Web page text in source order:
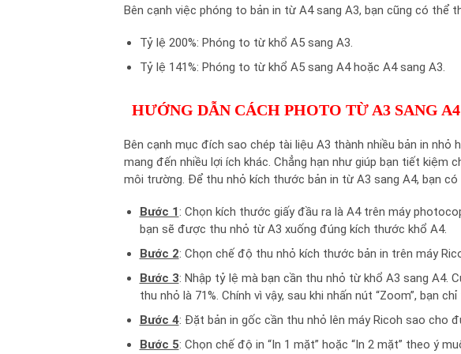
Bên cạnh việc phóng to bản in từ A4 sang A3, bạn cũng có thể
Tỷ lệ 200%: Phóng to từ khổ A5 sang A3.
Tỷ lệ 141%: Phóng to từ khổ A5 sang A4 hoặc A4 sang A3.
HƯỚNG DẪN CÁCH PHOTO TỪ A3 SANG
Bên cạnh mục đích sao chép tài liệu A3 thành nhiều bản in nhỏ
mang đến nhiều lợi ích khác. Chẳng hạn như giúp bạn tiết kiệm
môi trường. Để thu nhỏ kích thước bản in từ A3 sang A4, bạn có
Bước 1: Chọn kích thước giấy đầu ra là A4 trên máy
bạn sẽ được thu nhỏ từ A3 xuống đúng kích thước khổ A4.
Bước 2: Chọn chế độ thu nhỏ kích thước bản in trên máy
Bước 3: Nhập tỷ lệ mà bạn cần thu nhỏ từ khổ A3 sang A4.
thu nhỏ là 71%. Chính vì vậy, sau khi nhấn nút “Zoom”, bạn
Bước 4: Đặt bản in gốc cần thu nhỏ lên máy Ricoh sao cho
Bước 5: Chọn chế độ in “In 1 mặt” hoặc “In 2 mặt” theo ý